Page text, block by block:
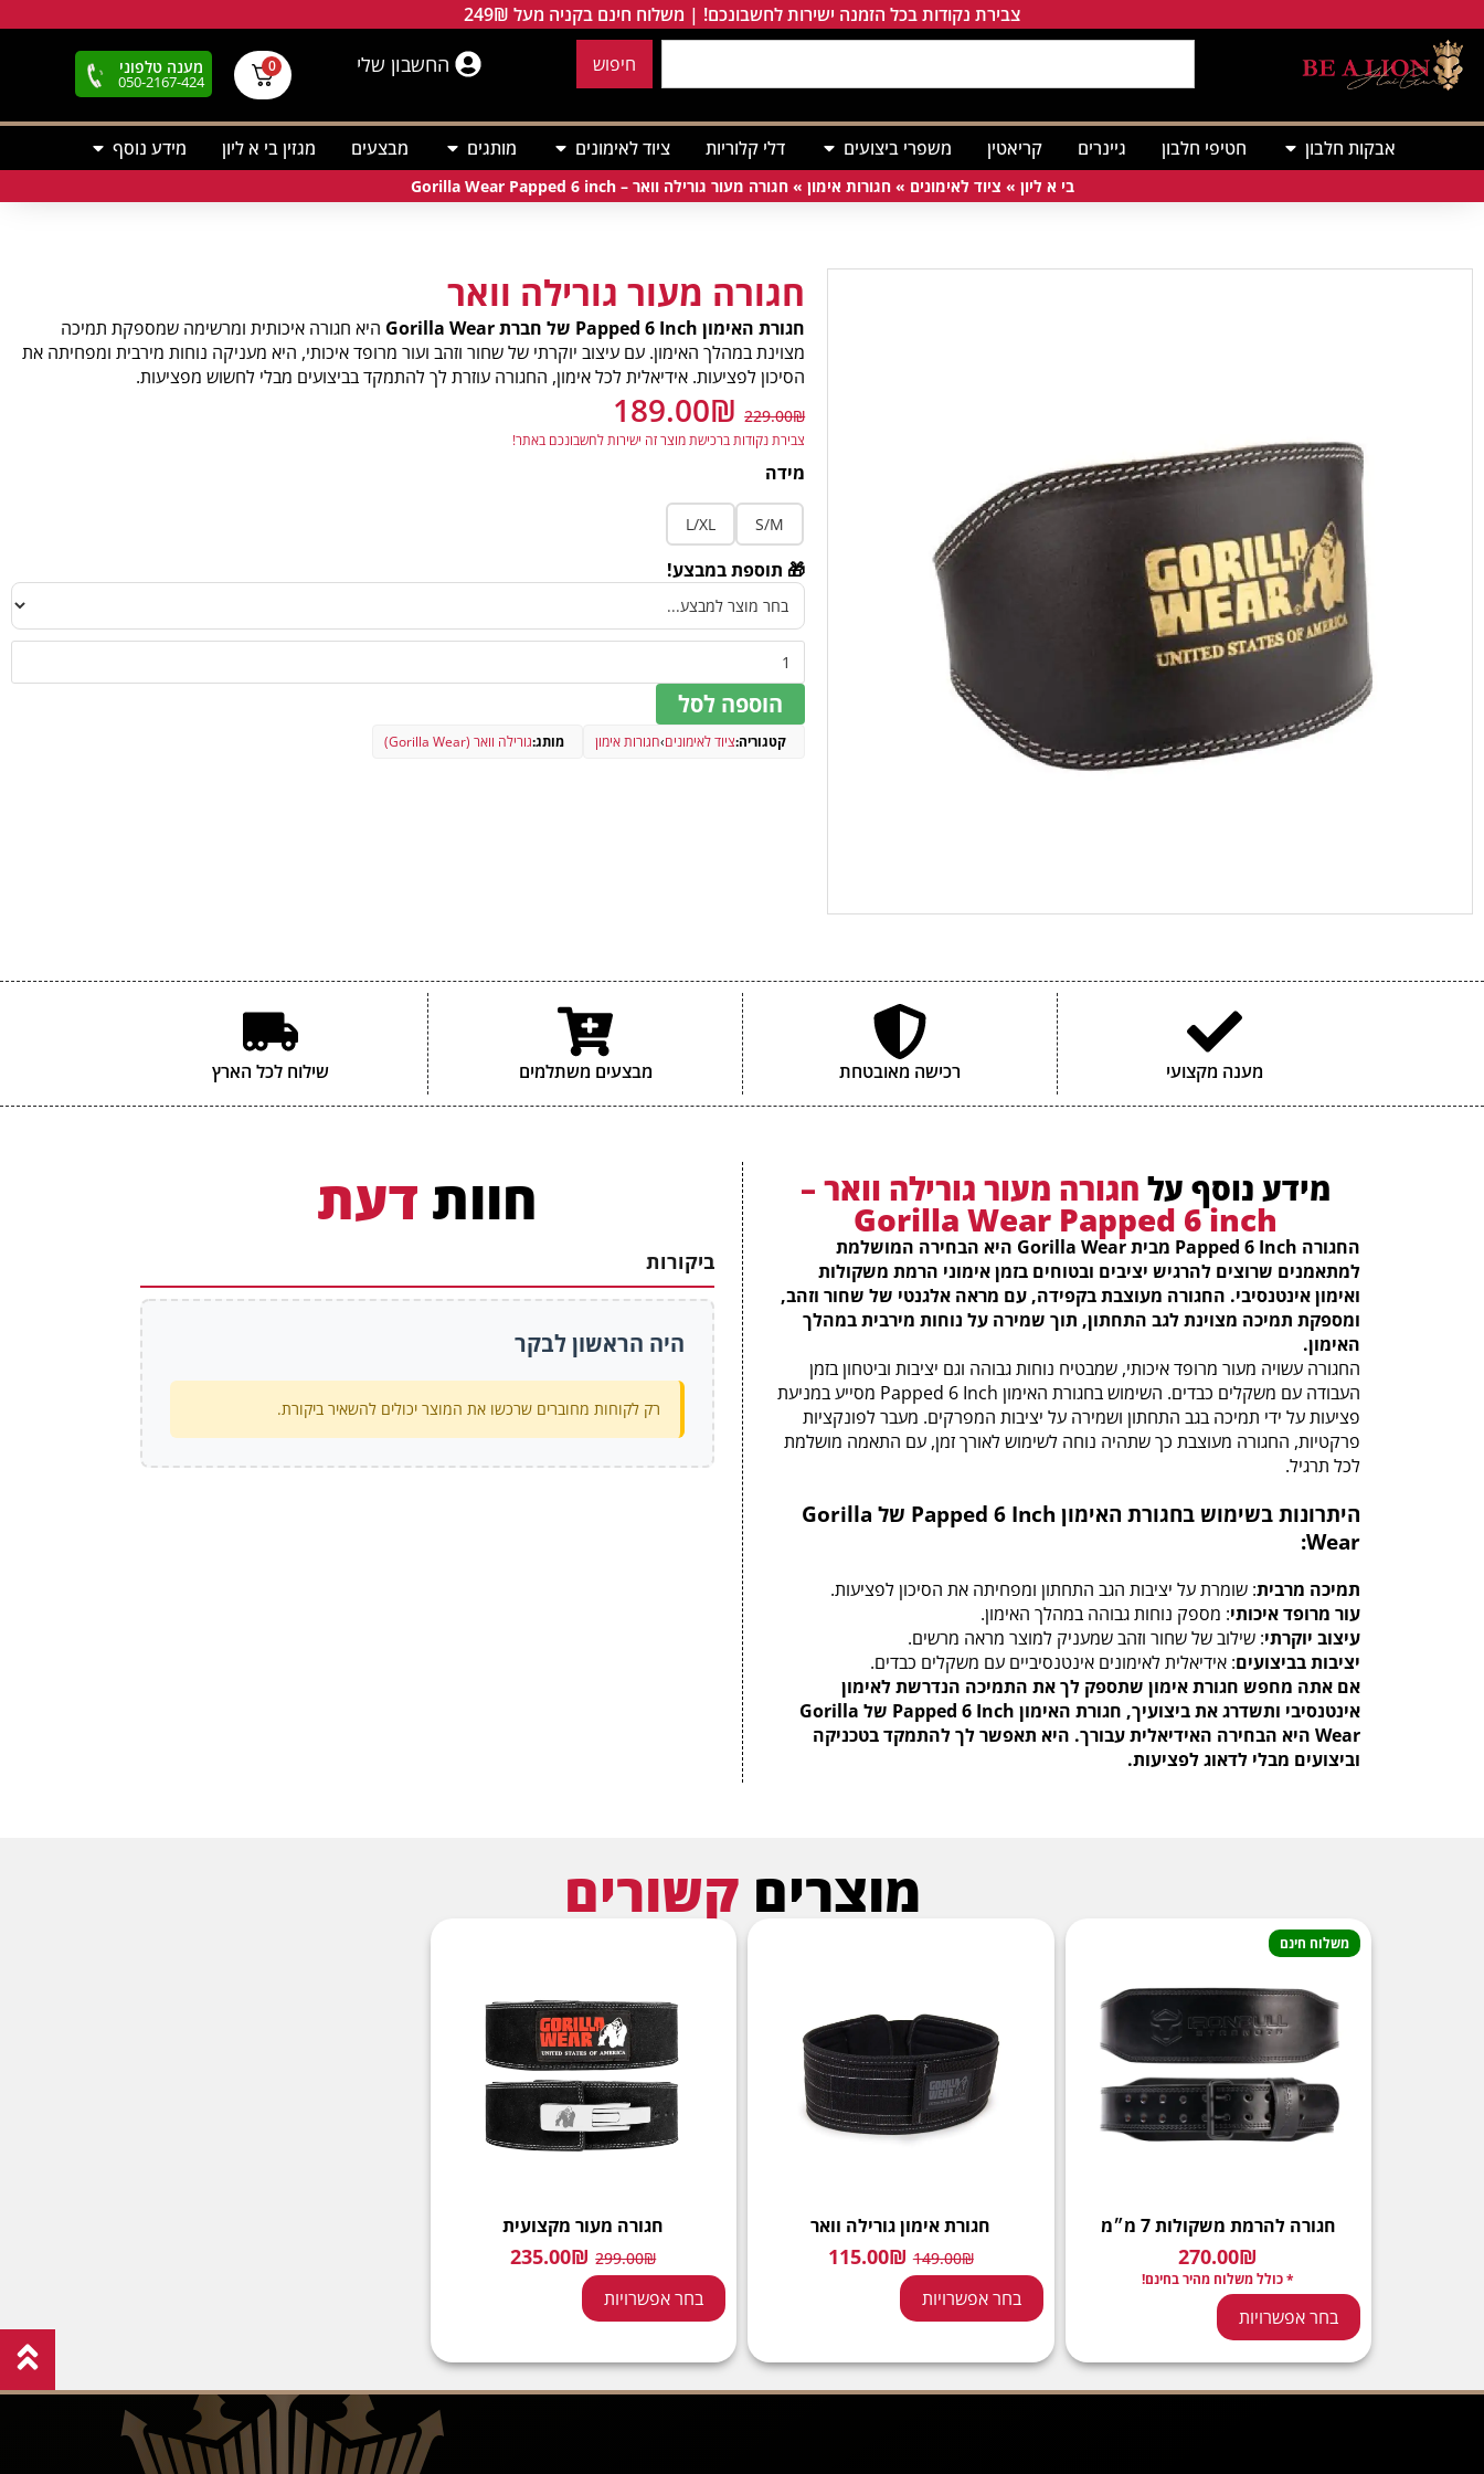
צבירת נקודות בכל הזמנה ישירות לחשבונכם! | משלוח חינם בקניה מעל 249₪
חיפוש החשבון שלי 0 מענה טלפוני
050-2167-424
אבקות חלבון חטיפי חלבון גיינרים קריאטין משפרי ביצועים דלי קלוריות ציוד לאימונים מותגים מבצעים מגזין בי א ליון מידע נוסף
בי א ליון » ציוד לאימונים »חגורות אימון »חגורה מעור גורילה וואר – Gorilla Wear Papped 6 inch
חגורה מעור גורילה וואר
חגורת האימון Papped 6 Inch של חברת Gorilla Wear
היא חגורה איכותית ומרשימה שמספקת תמיכה
מצוינת במהלך האימון. עם עיצוב יוקרתי של שחור וזהב ועור מרופד איכותי, היא מעניקה נוחות מירבית ומפחיתה את
הסיכון לפציעות. אידיאלית לכל אימון, החגורה עוזרת לך להתמקד בביצועים מבלי לחשוש מפציעות.
229.00₪
189.00₪
צבירת נקודות ברכישת מוצר זה ישירות לחשבונכם באתר!
מידה
S/M
L/XL
🎁 תוספת במבצע!
הוספה לסל
קטגוריה:ציוד לאימונים›חגורות אימון מותג:גורילה וואר (Gorilla Wear)
מענה מקצועי רכישה מאובטחת מבצעים משתלמים שילוח לכל הארץ
מידע נוסף על חגורה מעור גורילה וואר –
Gorilla Wear Papped 6 inch
החגורה Papped 6 Inch מבית Gorilla Wear היא הבחירה המושלמת
למתאמנים שרוצים להרגיש יציבים ובטוחים בזמן אימוני הרמת משקולות
ואימון אינטנסיבי. החגורה מעוצבת בקפידה, עם מראה אלגנטי של שחור וזהב,
ומספקת תמיכה מצוינת לגב התחתון, תוך שמירה על נוחות מירבית במהלך
האימון.
החגורה עשויה מעור מרופד איכותי, שמבטיח נוחות גבוהה וגם יציבות וביטחון בזמן
העבודה עם משקלים כבדים. השימוש בחגורת האימון Papped 6 Inch מסייע במניעת
פציעות על ידי תמיכה בגב התחתון ושמירה על יציבות המפרקים. מעבר לפונקציות
פרקטיות, החגורה מעוצבת כך שתהיה נוחה לשימוש לאורך זמן, עם התאמה מושלמת
לכל תרגיל.
היתרונות בשימוש בחגורת האימון Papped 6 Inch של Gorilla
Wear:
תמיכה מרבית: שומרת על יציבות הגב התחתון ומפחיתה את הסיכון לפציעות.
עור מרופד איכותי: מספק נוחות גבוהה במהלך האימון.
עיצוב יוקרתי: שילוב של שחור וזהב שמעניק למוצר מראה מרשים.
יציבות בביצועים: אידיאלית לאימונים אינטנסיביים עם משקלים כבדים.
אם אתה מחפש חגורת אימון שתספק לך את התמיכה הנדרשת לאימון
אינטנסיבי ותשדרג את ביצועיך, חגורת האימון Papped 6 Inch של Gorilla
Wear היא הבחירה האידיאלית עבורך. היא תאפשר לך להתמקד בטכניקה
וביצועים מבלי לדאוג לפציעות.
חוות דעת
ביקורות
היה הראשון לבקר
רק לקוחות מחוברים שרכשו את המוצר יכולים להשאיר ביקורת.
מוצרים קשורים
משלוח חינם
חגורה להרמת משקולות 7 מ״מ
270.00₪
* כולל משלוח מהיר בחינם!
בחר אפשרויות
חגורת אימון גורילה וואר
149.00₪
115.00₪
בחר אפשרויות
חגורה מעור מקצועית
299.00₪
235.00₪
בחר אפשרויות